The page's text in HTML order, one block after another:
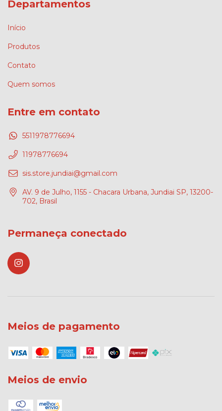
Departamentos
Início
Produtos
Contato
Quem somos
Entre em contato
5511978776694
11978776694
sis.store.jundiai@gmail.com
AV. 9 de Julho, 1155 - Chacara Urbana, Jundiai SP, 13200-
702, Brasil
Permaneça conectado
Meios de pagamento
Meios de envio